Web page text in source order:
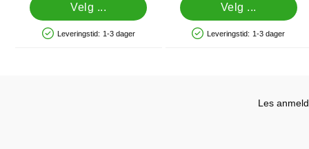
Velg ...
Produkttilgjengelighet: På lager
Leveringstid: 1-3 dager
Velg ...
Produkttilgjengelighet: På lager
Leveringstid: 1-3 dager
Les